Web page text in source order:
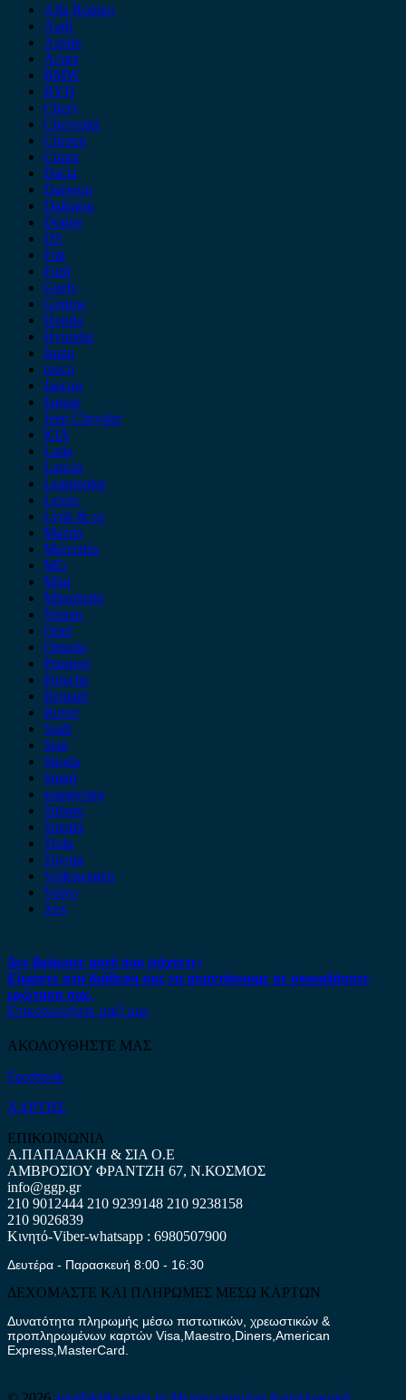
Alfa Romeo
Audi
Austin
Acura
BMW
BYD
Chery
Chevrolet
Citroen
Cupra
Dacia
Daewoo
Daihatsu
Dodge
DS
Fiat
Ford
Geely
Gonow
Honda
Hyundai
Isuzu
iveco
Jaecoo
Jaguar
Jeep Chrysler
KIA
Lada
Lancia
Leapmotor
Lexus
Lynk & co
Mazda
Mercedes
MG
Mini
Mitsubishi
Nissan
Opel
Omoda
Peugeot
Porsche
Renault
Rover
Saab
Seat
Skoda
Smart
ssangyong
Subaru
Suzuki
Tesla
Toyota
Volkswagen
Volvo
Xev
Δεν βρήκατε αυτό που ψάχνετε;
Είμαστε στη διάθεση σας να απαντήσουμε σε οποιαδήποτε
ερώτηση σας.
Επικοινωνήστε μαζί μας
ΑΚΟΛΟΥΘΗΣΤΕ ΜΑΣ
Facebook
ΧΑΡΤΗΣ
ΕΠΙΚΟΙΝΩΝΙΑ
Α.ΠΑΠΑΔΑΚΗ & ΣΙΑ Ο.Ε
ΑΜΒΡΟΣΙΟΥ ΦΡΑΝΤΖΗ 67, Ν.ΚΟΣΜΟΣ
info@ggp.gr
210 9012444 210 9239148 210 9238158
210 9026839
Κινητό-Viber-whatsapp : 6980507900
Δευτέρα - Παρασκευή 8:00 - 16:30
ΔΕΧΟΜΑΣΤΕ ΚΑΙ ΠΛΗΡΩΜΕΣ ΜΕΣΩ ΚΑΡΤΩΝ
Δυνατότητα πληρωμής μέσω πιστωτικών, χρεωστικών &
προπληρωμένων καρτών Visa,Maestro,Diners,American
Express,MasterCard.